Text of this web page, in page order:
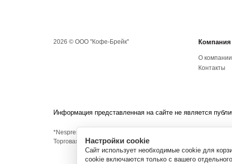
2026 © ООО "Кофе-Брейк" Компания
О компании
Контакты
Информация представленная на сайте не является
*Nespresso и Неспрессо - зарегистрированные товарные
Торговая марка Nespresso™ не имеет ничего общего с
Настройки cookie
Сайт использует необходимые cookie для
cookie включаются только с вашего